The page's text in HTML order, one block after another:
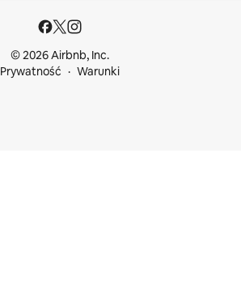
© 2026 Airbnb, Inc.
Prywatność
Warunki